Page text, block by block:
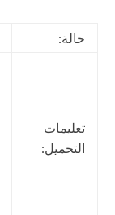
حالة:
تعليمات
التحميل: